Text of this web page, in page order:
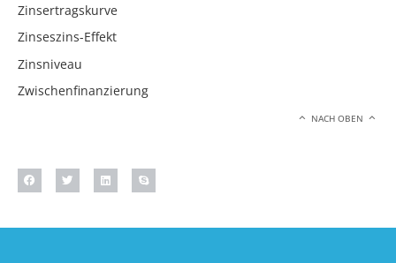
Zinsertragskurve
Zinseszins-Effekt
Zinsniveau
Zwischenfinanzierung
NACH OBEN